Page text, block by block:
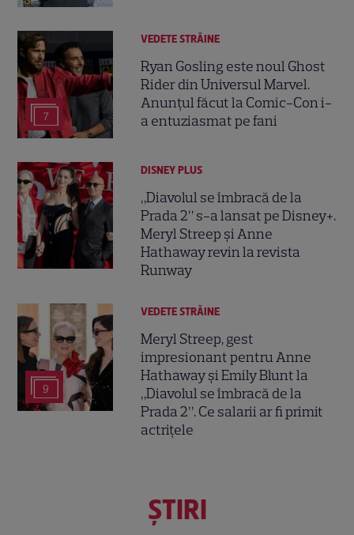
7
VEDETE STRĂINE
Ryan Gosling este noul Ghost
Rider din Universul Marvel.
Anunțul făcut la Comic-Con i-
a entuziasmat pe fani
DISNEY PLUS
„Diavolul se îmbracă de la
Prada 2” s-a lansat pe Disney+.
Meryl Streep și Anne
Hathaway revin la revista
Runway
9
VEDETE STRĂINE
Meryl Streep, gest
impresionant pentru Anne
Hathaway și Emily Blunt la
„Diavolul se îmbracă de la
Prada 2”. Ce salarii ar fi primit
actrițele
ŞTIRI